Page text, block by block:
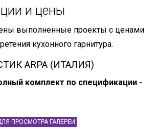
и цены
выполненные проекты с ценами
кухонного гарнитура.
ARPA (ИТАЛИЯ)
комплект по спецификации -
ПРОСМОТРА ГАЛЕРЕИ